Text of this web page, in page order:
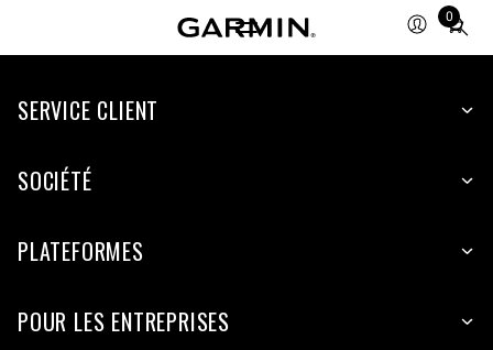
0
Total
items
cart:
SERVICE CLIENT
SOCIÉTÉ
PLATEFORMES
POUR LES ENTREPRISES